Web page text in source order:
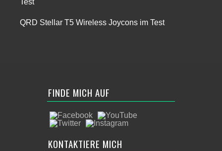
Test
QRD Stellar T5 Wireless Joycons im Test
FINDE MICH AUF
KONTAKTIERE MICH